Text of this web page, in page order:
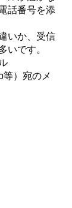
話番号を添
いか、受信
いです。
等）宛のメ